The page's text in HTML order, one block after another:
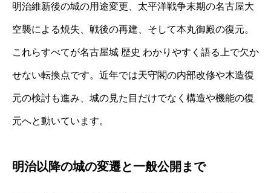
明治維新後の城の用途変更、太平洋戦争末期の名古屋大
空襲による焼失、戦後の再建、そして本丸御殿の復元。
これらすべてが名古屋城 歴史 わかりやすく語る上で欠か
せない転換点です。近年では天守閣の内部改修や木造復
元の検討も進み、城の見た目だけでなく構造や機能の復
元へと動いています。
明治以降の城の変遷と一般公開まで